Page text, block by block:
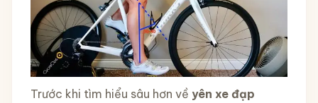
Trước khi tìm hiểu sâu hơn về yên xe đạp